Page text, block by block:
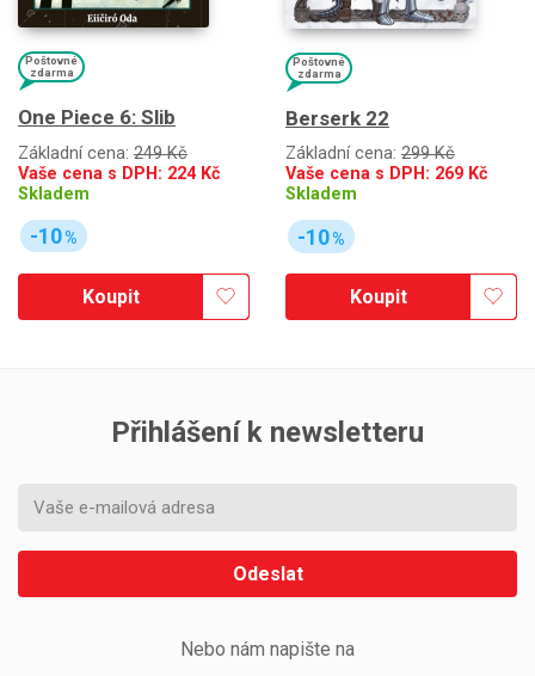
Poštovné
zdarma
One Piece 6: Slib
Základní cena: 249 Kč
Vaše cena s DPH: 224Kč
Skladem
-10%
Koupit
Poštovné
zdarma
Berserk 22
Základní cena: 299 Kč
Vaše cena s DPH: 269 Kč
Skladem
-10%
Koupit
Přihlášení k newsletteru
Odeslat
Nebo nám napište na